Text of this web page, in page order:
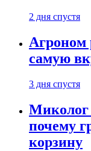
2 дня спустя
Агроном
самую
3 дня спустя
Миколог
почему
корзину